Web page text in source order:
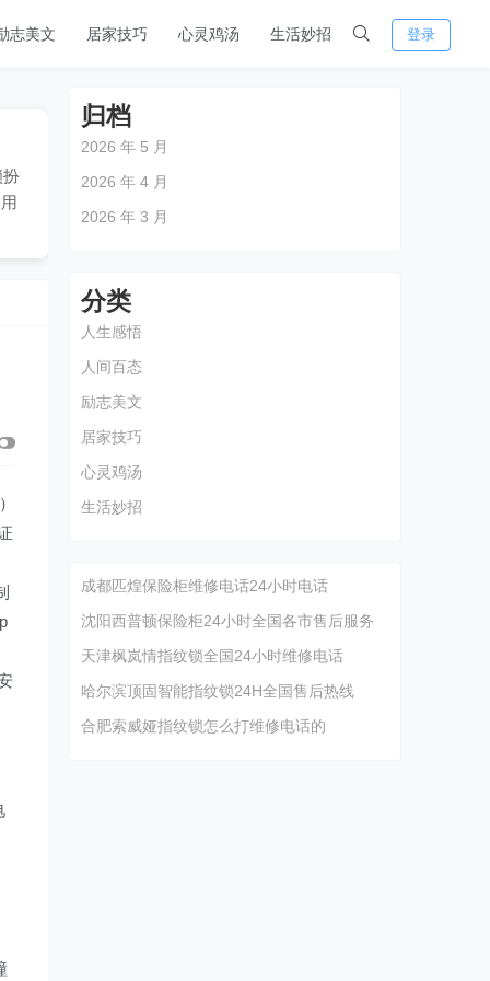
志美文 居家技巧 心灵鸡汤 生活妙招 登录
扮
归档
2026 年 5 月
2026 年 4 月
2026 年 3 月
分类
人生感悟
人间百态
励志美文
居家技巧
心灵鸡汤
生活妙招
成都匹煌保险柜维修电话24小时电话
沈阳西普顿保险柜24小时全国各市售后服务
天津枫岚情指纹锁全国24小时维修电话
哈尔滨顶固智能指纹锁24H全国售后热线
合肥索威娅指纹锁怎么打维修电话的